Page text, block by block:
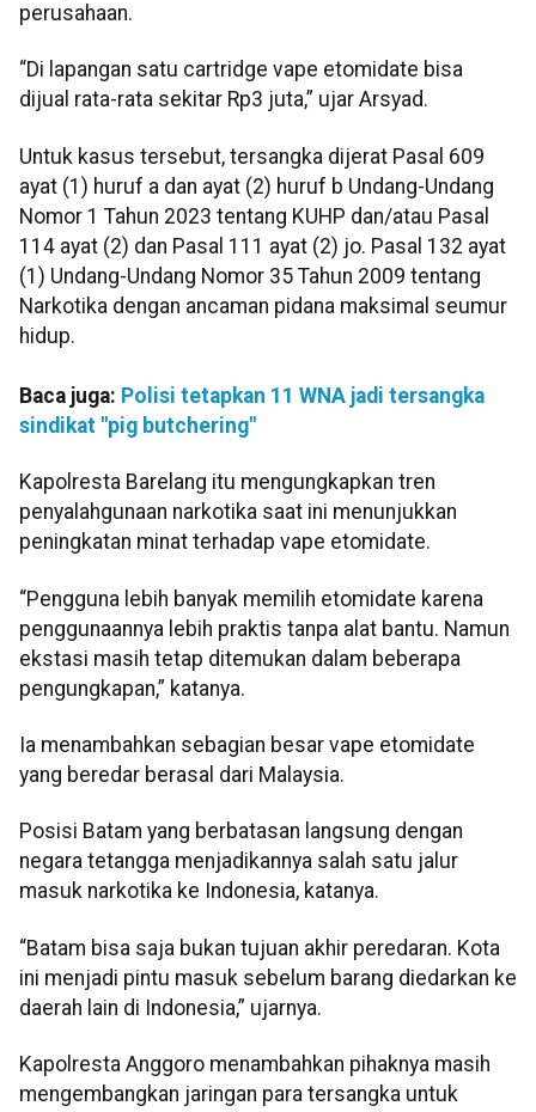
perusahaan.
“Di lapangan satu cartridge vape etomidate bisa
dijual rata-rata sekitar Rp3 juta,” ujar Arsyad.
Untuk kasus tersebut, tersangka dijerat Pasal 609
ayat (1) huruf a dan ayat (2) huruf b Undang-Undang
Nomor 1 Tahun 2023 tentang KUHP dan/atau Pasal
114 ayat (2) dan Pasal 111 ayat (2) jo. Pasal 132 ayat
(1) Undang-Undang Nomor 35 Tahun 2009 tentang
Narkotika dengan ancaman pidana maksimal seumur
hidup.
Baca juga: Polisi tetapkan 11 WNA jadi tersangka
sindikat "pig butchering"
Kapolresta Barelang itu mengungkapkan tren
penyalahgunaan narkotika saat ini menunjukkan
peningkatan minat terhadap vape etomidate.
“Pengguna lebih banyak memilih etomidate karena
penggunaannya lebih praktis tanpa alat bantu. Namun
ekstasi masih tetap ditemukan dalam beberapa
pengungkapan,” katanya.
Ia menambahkan sebagian besar vape etomidate
yang beredar berasal dari Malaysia.
Posisi Batam yang berbatasan langsung dengan
negara tetangga menjadikannya salah satu jalur
masuk narkotika ke Indonesia, katanya.
“Batam bisa saja bukan tujuan akhir peredaran. Kota
ini menjadi pintu masuk sebelum barang diedarkan ke
daerah lain di Indonesia,” ujarnya.
Kapolresta Anggoro menambahkan pihaknya masih
mengembangkan jaringan para tersangka untuk